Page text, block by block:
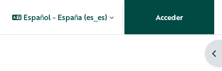
Español - España ‎(es_es)‎ Acceder